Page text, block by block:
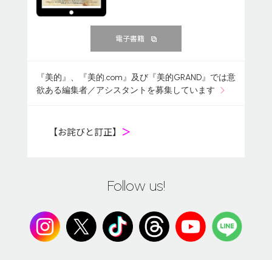
電子書籍
『美的』、『美的.com』及び『美的GRAND』では意
欲ある編集者／アシスタントを募集しています
【お詫びと訂正】 ＞
Follow us!